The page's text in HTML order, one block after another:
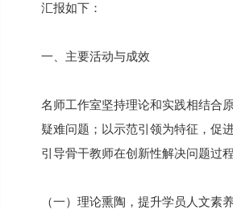
汇报如下：
一、主要活动与成效
名师工作室坚持理论和实践相结合
疑难问题；以示范引领为特征，促
引导骨干教师在创新性解决问题过
（一）理论熏陶，提升学员人文素